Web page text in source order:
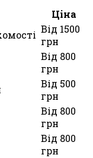
Ціна
Від 1500
грн
Від 800
грн
Від 500
грн
Від 800
грн
Від 800
грн